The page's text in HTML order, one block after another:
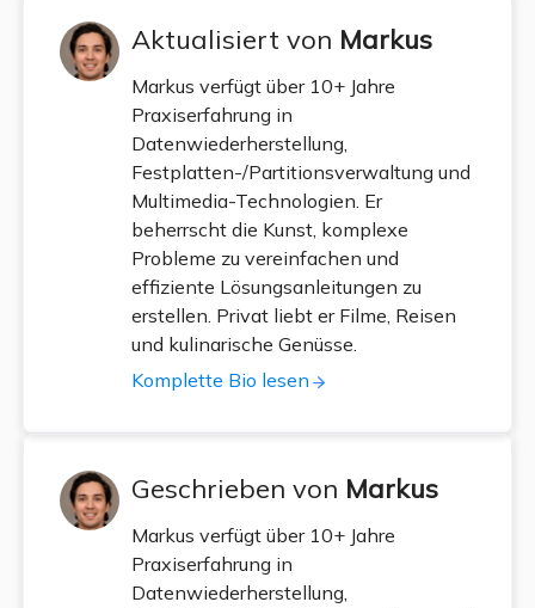
Aktualisiert von Markus
Markus verfügt über 10+ Jahre
Praxiserfahrung in
Datenwiederherstellung,
Festplatten-/Partitionsverwaltung und
Multimedia-Technologien. Er
beherrscht die Kunst, komplexe
Probleme zu vereinfachen und
effiziente Lösungsanleitungen zu
erstellen. Privat liebt er Filme, Reisen
und kulinarische Genüsse.
Komplette Bio lesen
Geschrieben von Markus
Markus verfügt über 10+ Jahre
Praxiserfahrung in
Datenwiederherstellung,